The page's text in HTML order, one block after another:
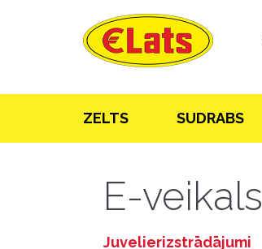
ZELTS SUDRABS
E-veikals
Juvelierizstrādājumi